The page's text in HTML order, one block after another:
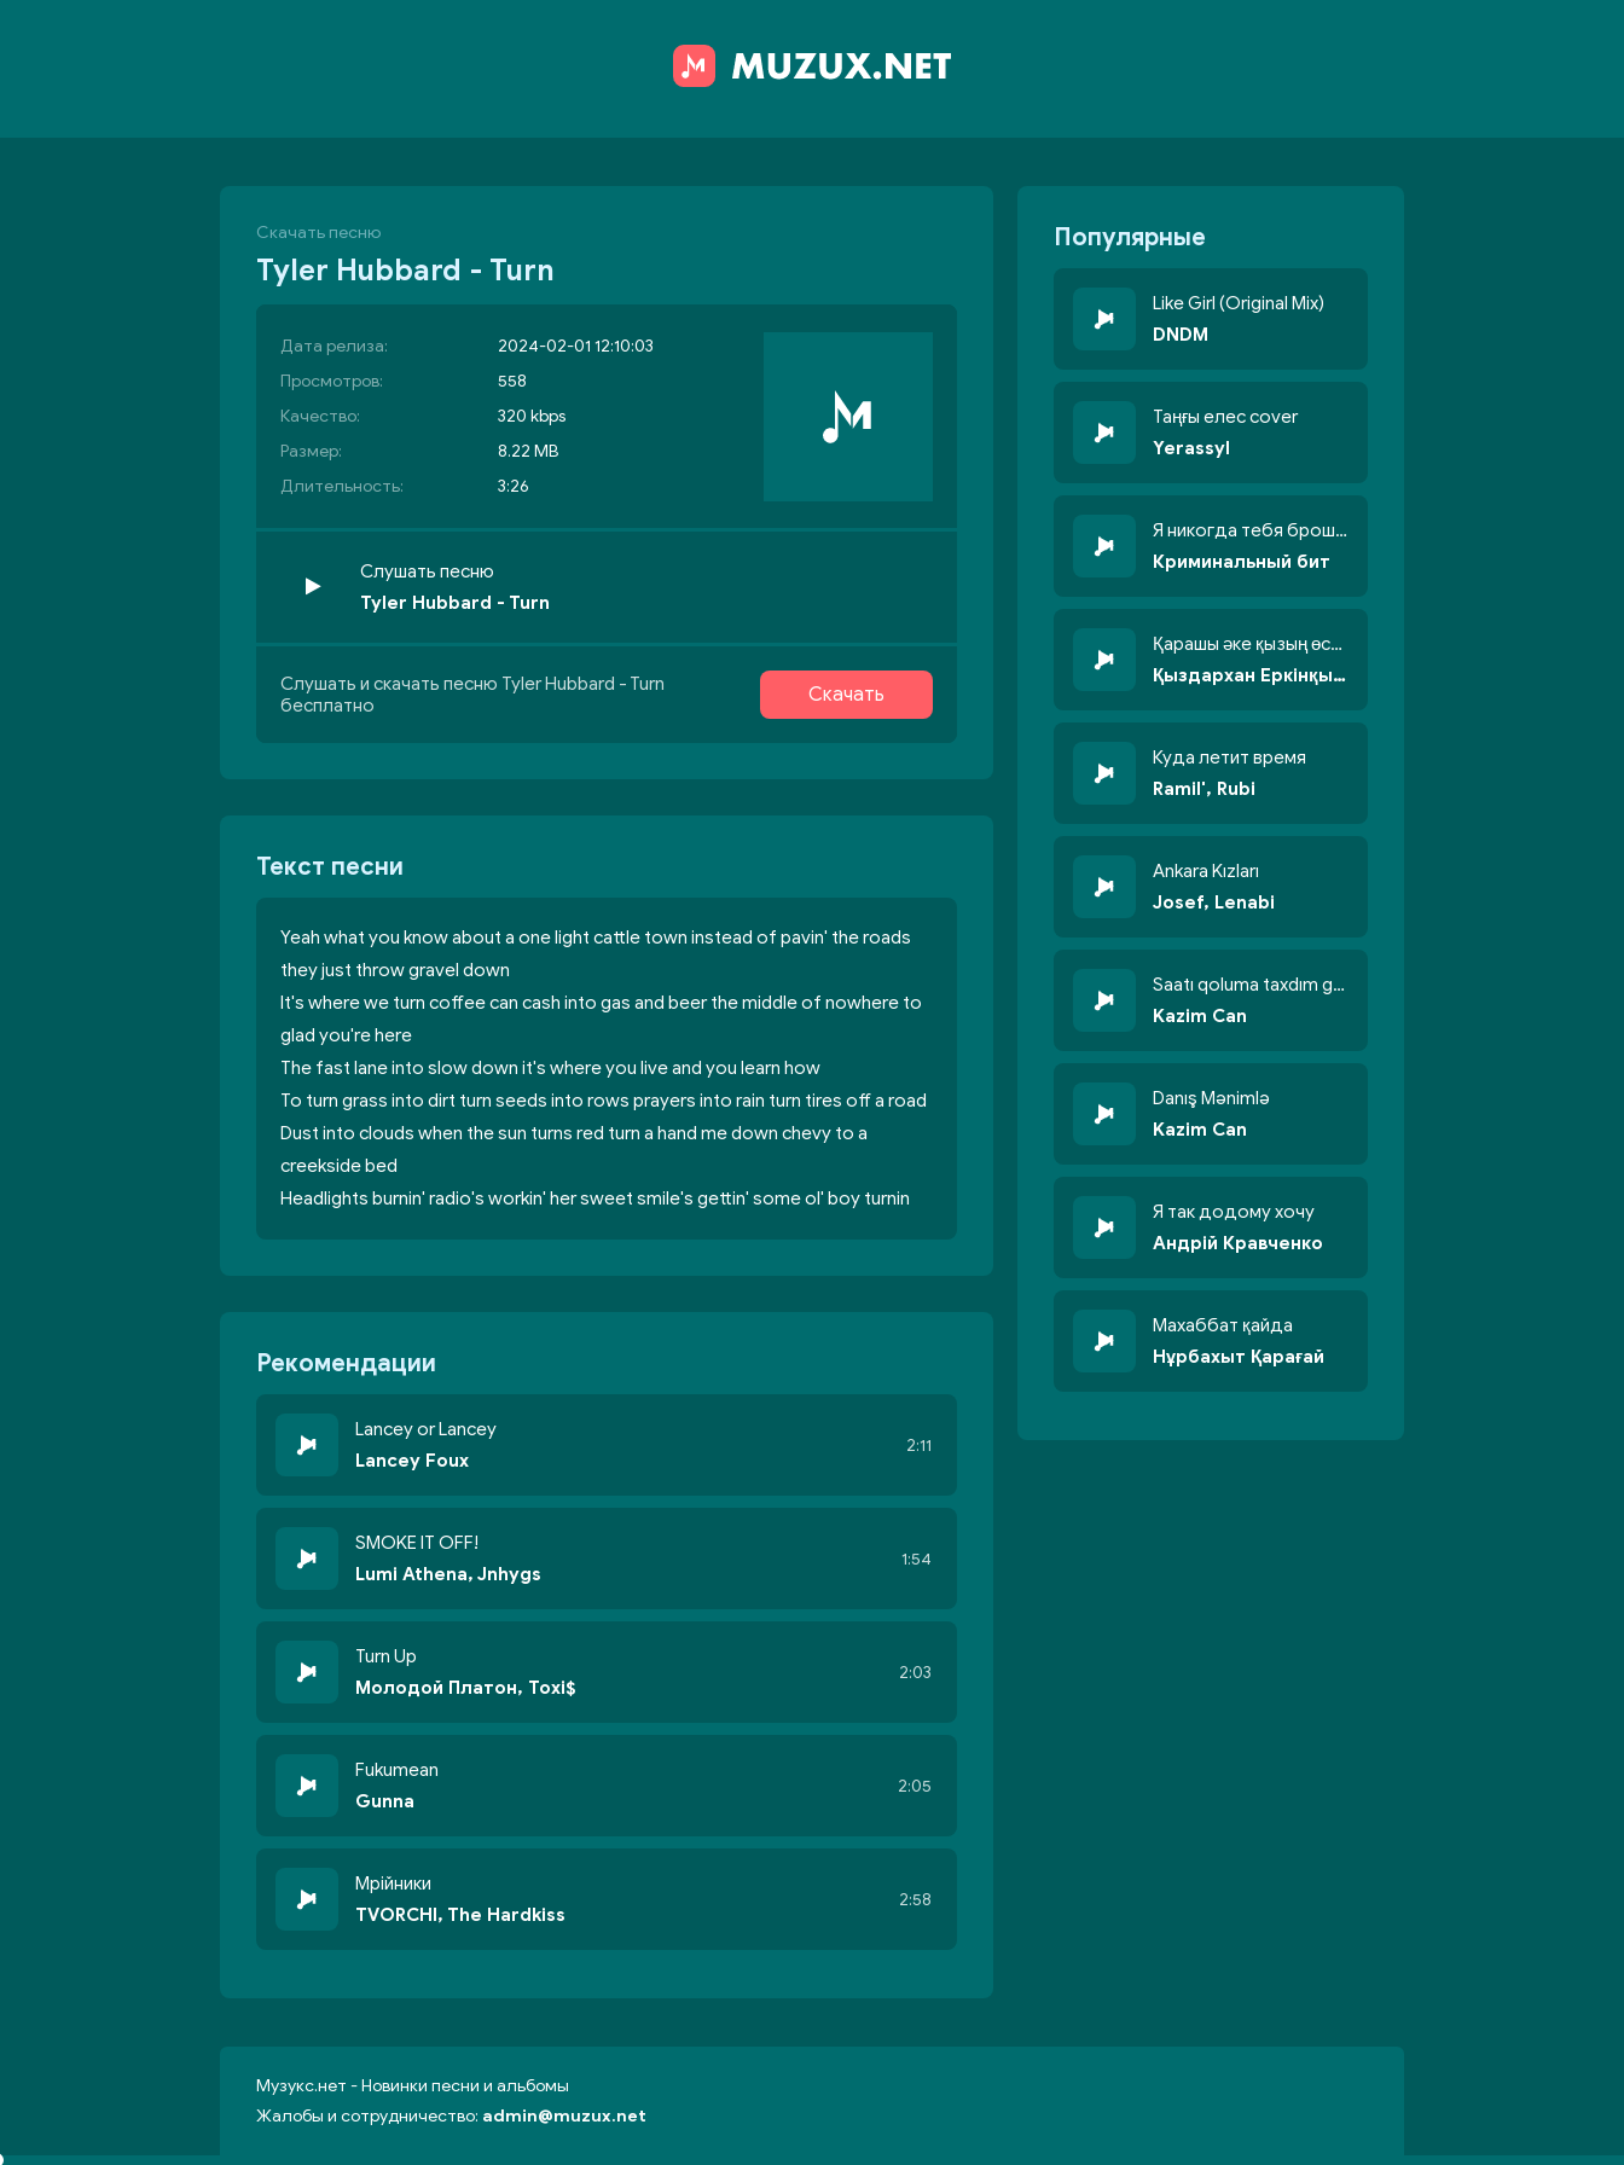
Скачать песню
Tyler Hubbard - Turn
Дата релиза:
2024-02-01 12:10:03
Просмотров:
558
Качество:
320 kbps
Размер:
8.22 MB
Длительность:
3:26
Слушать песню
Tyler Hubbard - Turn
Слушать и скачать песню Tyler Hubbard - Turn
бесплатно
Скачать
Текст песни
Yeah what you know about a one light cattle town instead of pavin' the roads
they just throw gravel down
It's where we turn coffee can cash into gas and beer the middle of nowhere to
glad you're here
The fast lane into slow down it's where you live and you learn how
To turn grass into dirt turn seeds into rows prayers into rain turn tires off a road
Dust into clouds when the sun turns red turn a hand me down chevy to a
creekside bed
Headlights burnin' radio's workin' her sweet smile's gettin' some ol' boy turnin
Рекомендации
Lancey or Lancey
Lancey Foux
2:11
SMOKE IT OFF!
Lumi Athena, Jnhygs
1:54
Turn Up
Молодой Платон, Toxi$
2:03
Fukumean
Gunna
2:05
Мрійники
TVORCHI, The Hardkiss
2:58
Популярные
Like Girl (Original Mix)
DNDM
Таңғы елес cover
Yerassyl
Я никогда тебя брошу никогда не кину
Криминальный бит
Қарашы әке қызың өсті бойжеттіп
Қыздархан Еркінқызы
Куда летит время
Ramil', Rubi
Ankara Kızları
Josef, Lenabi
Saatı qoluma taxdım göyün üzünə qalxdım
Kazim Can
Danış Mənimlə
Kazim Can
Я так додому хочу
Андрій Кравченко
Махаббат қайда
Нұрбахыт Қарағай
Музукс.нет - Новинки песни и альбомы
Жалобы и сотрудничество: admin@muzux.net